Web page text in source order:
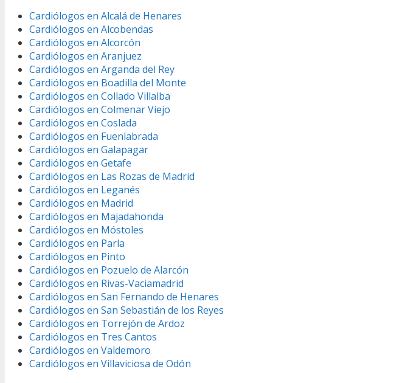
Cardiólogos en Alcalá de Henares
Cardiólogos en Alcobendas
Cardiólogos en Alcorcón
Cardiólogos en Aranjuez
Cardiólogos en Arganda del Rey
Cardiólogos en Boadilla del Monte
Cardiólogos en Collado Villalba
Cardiólogos en Colmenar Viejo
Cardiólogos en Coslada
Cardiólogos en Fuenlabrada
Cardiólogos en Galapagar
Cardiólogos en Getafe
Cardiólogos en Las Rozas de Madrid
Cardiólogos en Leganés
Cardiólogos en Madrid
Cardiólogos en Majadahonda
Cardiólogos en Móstoles
Cardiólogos en Parla
Cardiólogos en Pinto
Cardiólogos en Pozuelo de Alarcón
Cardiólogos en Rivas-Vaciamadrid
Cardiólogos en San Fernando de Henares
Cardiólogos en San Sebastián de los Reyes
Cardiólogos en Torrejón de Ardoz
Cardiólogos en Tres Cantos
Cardiólogos en Valdemoro
Cardiólogos en Villaviciosa de Odón